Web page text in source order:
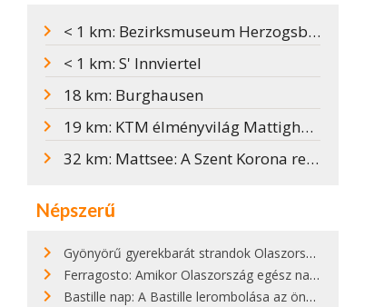
< 1 km: Bezirksmuseum Herzogsburg: az ember, akit a saját szakálla ölt meg
< 1 km: S' Innviertel
18 km: Burghausen
19 km: KTM élményvilág Mattighofenben
32 km: Mattsee: A Szent Korona rejtekhelye
Népszerű
Gyönyörű gyerekbarát strandok Olaszországban - megmutatjuk a 15 legjobbat
Ferragosto: Amikor Olaszország egész nap nyaral
Bastille nap: A Bastille lerombolása az önkényuralom végét jelentette